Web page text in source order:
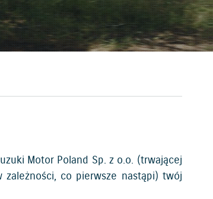
Motor Poland Sp. z o.o. (trwającej
co pierwsze nastąpi) twój